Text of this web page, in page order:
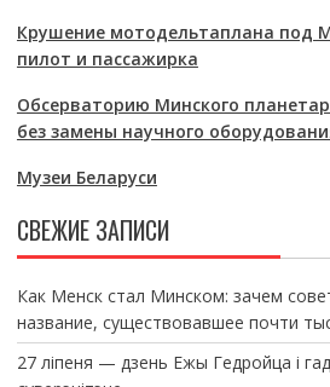
Крушение мотодельтаплана под
пилот и пассажирка
Обсерваторию Минского
без замены научного
Музеи Беларуси
СВЕЖИЕ ЗАПИСИ
Как Менск стал Минском: зачем
название, существовавшее почти
27 ліпеня — дзень Ежы Гедройца і